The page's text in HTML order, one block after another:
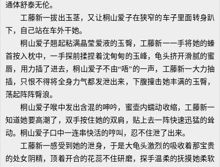
通体舒泰无伦。
工藤新一拔出玉茎，又让桐山爱子在狭窄的车子里面转身趴
下，自己站在车外干她。
桐山爱子翘起粘满晶莹爱液的玉臀，工藤新一一手将她的螓
首按入枕中，一手探前揉捏着沈甸甸的玉峰，龟头挤开滑腻的蜜
唇，用力插了进去，桐山爱子不由“唔”的一声，工藤新一大力抽
插，只恨不得将全身力气都发泄出来，下腹撞击她丰满的玉臀，
荡起阵阵臀浪。
桐山爱子喉中发出含混的呻吟，蜜壶内蠕动收缩，工藤新一
知道她要高潮了，双手按住她的双肩，贴上去一阵快速迅猛的耸
动。桐山爱子口中一连串快活的哼叫，忍不住泄了出来。
工藤新一感受到她的泄身，于是大龟头激烈的吸收着那宝贵
的处女阴精，顶着开合的花蕊不住研磨，探手温柔的抚摸她柔软